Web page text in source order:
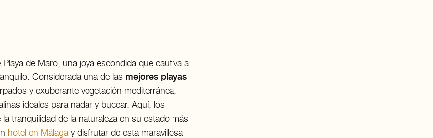
de Maro, una joya escondida que cautiva a
Considerada una de las mejores playas
y exuberante vegetación mediterránea,
ideales para nadar y bucear. Aquí, los
tranquilidad de la naturaleza en su estado más
hotel en Málaga y disfrutar de esta maravillosa